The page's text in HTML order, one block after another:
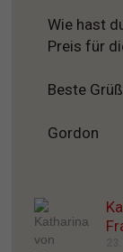
Wie hast
Preis für
Beste
Gordon